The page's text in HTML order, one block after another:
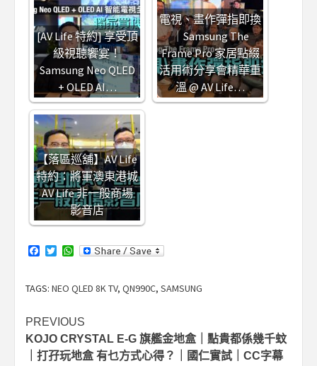
[AV Life 特約] 享受頂
級視聽饗宴！
Samsung Neo QLED
+ OLED AI…
電視、畫作彈指即換
｜Samsung The
Frame Pro 家居點綴
活用術分享會精華重
溫 @ AV Life…
【落區巡舖】AV Life
特約：將軍澳東港城
AV Life 非一般商場
影音店
Facebook
TwitterWhatsApp
TAGS: NEO QLED 8K TV, QN990C, SAMSUNG
Post
navigation
PREVIOUS
KOJO CRYSTAL E-G 旗艦金地盒｜點貴都係幾千蚊
｜打孖玩地盒 有乜方式心得？｜國仁實試｜CC字幕